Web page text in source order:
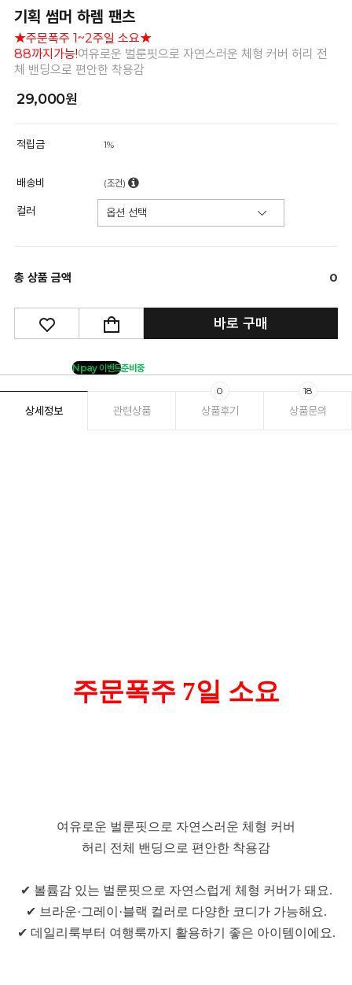
기획 썸머 하렘 팬츠
★주문폭주 1~2주일 소요★
88까지가능!여유로운 벌룬핏으로 자연스러운 체형 커버 허리 전
체 밴딩으로 편안한 착용감
29,000원
적립금 1%
배송비 (조건)
컬러
총 상품 금액 0
바로 구매
Npay 이벤트준비중
상세정보 관련상품 상품후기
0
상품문의
18
주문폭주 7일 소요
여유로운 벌룬핏으로 자연스러운 체형 커버
허리 전체 밴딩으로 편안한 착용감
✔ 볼륨감 있는 벌룬핏으로 자연스럽게 체형 커버가 돼요.
✔ 브라운·그레이·블랙 컬러로 다양한 코디가 가능해요.
✔ 데일리룩부터 여행룩까지 활용하기 좋은 아이템이에요.